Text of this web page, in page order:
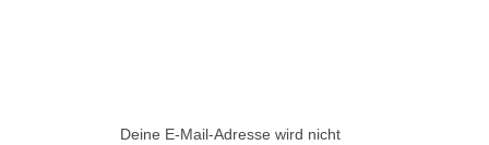
Deine E-Mail-Adresse wird nicht